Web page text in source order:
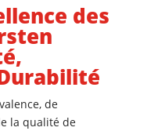
des
de
la qualité de